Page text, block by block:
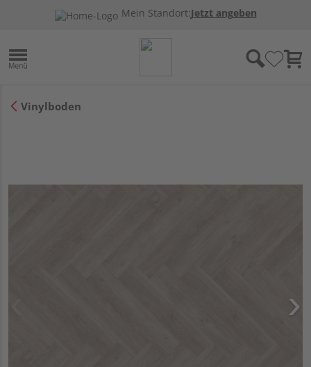
Mein Standort:Jetzt angeben
Vinylboden